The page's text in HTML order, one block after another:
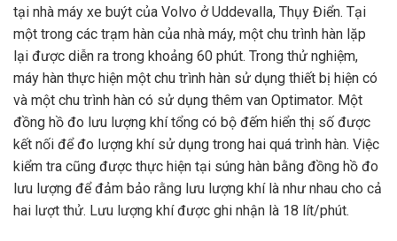
tại nhà máy xe buýt của Volvo ở Uddevalla, Thụy Điển. Tại
một trong các trạm hàn của nhà máy, một chu trình hàn lặp
lại được diễn ra trong khoảng 60 phút. Trong thử nghiệm,
máy hàn thực hiện một chu trình hàn sử dụng thiết bị hiện có
và một chu trình hàn có sử dụng thêm van Optimator. Một
đồng hồ đo lưu lượng khí tổng có bộ đếm hiển thị số được
kết nối để đo lượng khí sử dụng trong hai quá trình hàn. Việc
kiểm tra cũng được thực hiện tại súng hàn bằng đồng hồ đo
lưu lượng để đảm bảo rằng lưu lượng khí là như nhau cho cả
hai lượt thử. Lưu lượng khí được ghi nhận là 18 lít/phút.